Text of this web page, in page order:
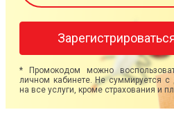
* Промокодом можно
личном кабинете. Не суммируется с
на все услуги, кроме страхования и